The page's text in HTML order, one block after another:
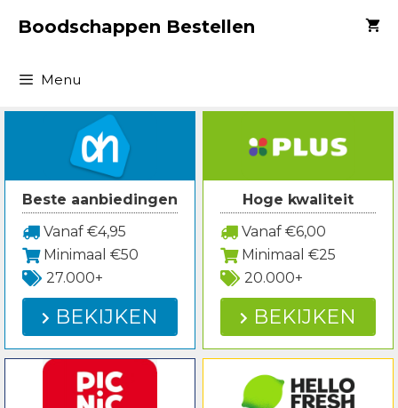
naarBoodschappen Bestellen
Menu
Beste aanbiedingen
Vanaf €4,95
Minimaal €50
27.000+
BEKIJKEN
Hoge kwaliteit
Vanaf €6,00
Minimaal €25
20.000+
BEKIJKEN